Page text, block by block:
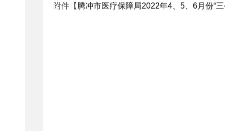
附件【 腾冲市医疗保障局2022年4、5、6月份“